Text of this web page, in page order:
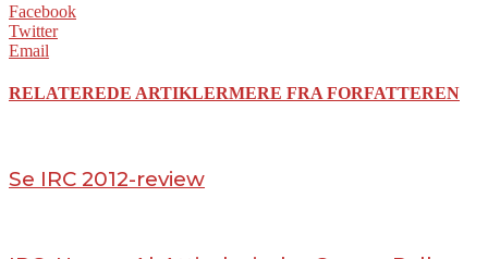
Facebook
Twitter
Email
RELATEREDE ARTIKLERMERE FRA FORFATTEREN
Se IRC 2012-review